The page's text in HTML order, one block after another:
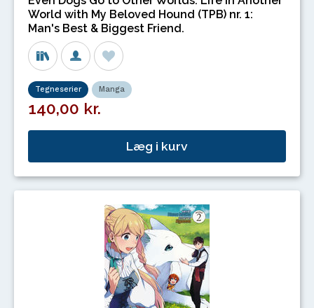
World with My Beloved Hound (TPB) nr. 1:
Man's Best & Biggest Friend.
Tegneserier Manga
140,00 kr.
Læg i kurv